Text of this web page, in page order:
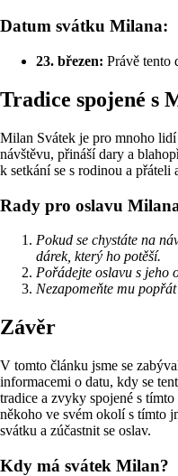
Datum svátku Milana:
23. březen: Právě tento
Tradice spojené s
Milan Svátek je pro mnoho
návštěvu, přináší dary a
k setkání se s rodinou a přáteli
Rady pro oslavu
Pokud se chystáte na
dárek, který ho potěší.
Pořádejte oslavu s jeho
Nezapomeňte mu
Závěr
V tomto článku jsme se
informacemi o datu, kdy se
tradice a zvyky spojené s
někoho ve svém okolí s tímto
svátku a zúčastnit se oslav.
Kdy má svátek Milan?